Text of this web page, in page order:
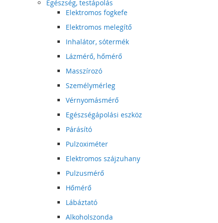
Egészség, testápolás
Elektromos fogkefe
Elektromos melegítő
Inhalátor, sótermék
Lázmérő, hőmérő
Masszírozó
Személymérleg
Vérnyomásmérő
Egészségápolási eszköz
Párásító
Pulzoximéter
Elektromos szájzuhany
Pulzusmérő
Hőmérő
Lábáztató
Alkoholszonda